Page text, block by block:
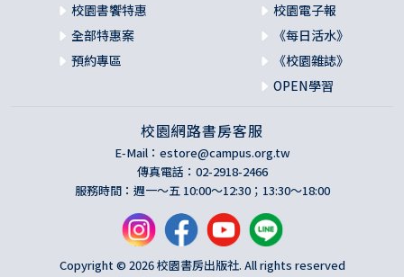
校園書饗特惠
全部特惠案
預約專區
校園電子報
《每日活水》
《校園雜誌》
OPEN學習
校園網路書房客服
E-Mail： estore@campus.org.tw
傳真電話：02-2918-2466
服務時間：週一～五 10:00～12:30；13:30～18:00
Copyright © 2026 校園書房出版社. All rights reserved